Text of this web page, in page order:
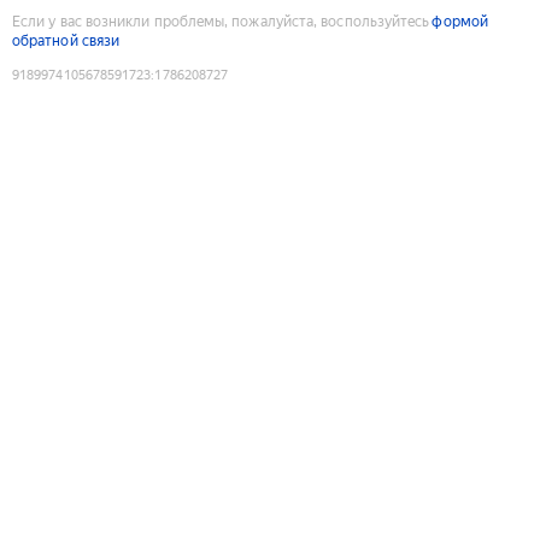
Если у вас возникли проблемы, пожалуйста, воспользуйтесьформой
обратной связи
9189974105678591723:1786208727